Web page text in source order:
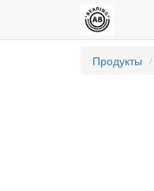
Продукты